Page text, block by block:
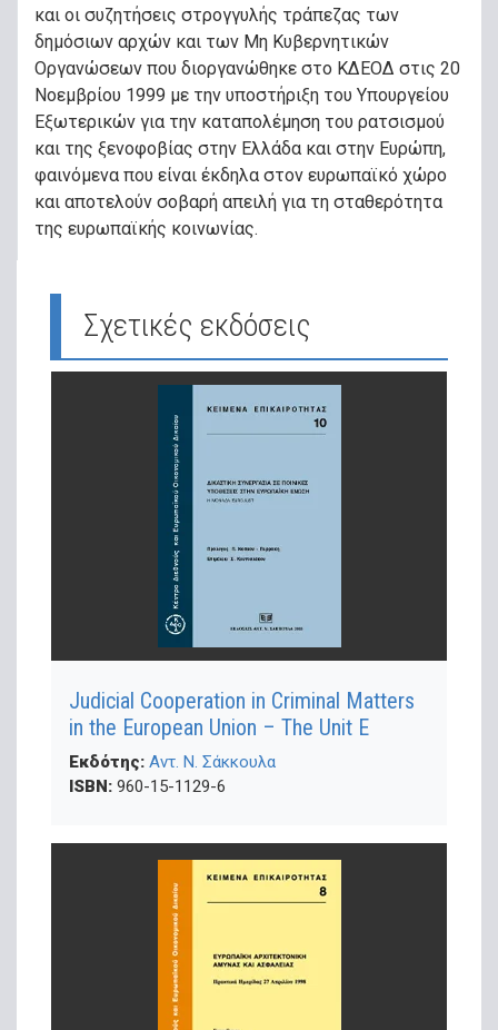
και οι συζητήσεις στρογγυλής τράπεζας των
δημόσιων αρχών και των Μη Κυβερνητικών
Οργανώσεων που διοργανώθηκε στο ΚΔΕΟΔ στις 20
Νοεμβρίου 1999 με την υποστήριξη του Υπουργείου
Εξωτερικών για την καταπολέμηση του ρατσισμού
και της ξενοφοβίας στην Ελλάδα και στην Ευρώπη,
φαινόμενα που είναι έκδηλα στον ευρωπαϊκό χώρο
και αποτελούν σοβαρή απειλή για τη σταθερότητα
της ευρωπαϊκής κοινωνίας.
Σχετικές εκδόσεις
Judicial Cooperation in Criminal Matters
in the European Union – The Unit E
Εκδότης: Αντ. Ν. Σάκκουλα
ISBN: 960-15-1129-6